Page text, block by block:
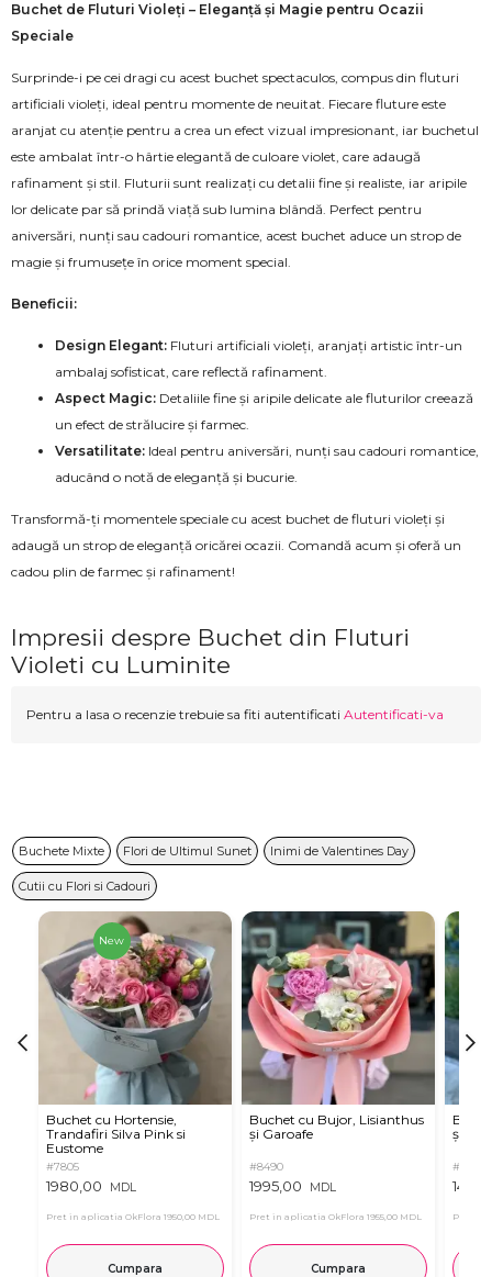
Buchet de Fluturi Violeți – Eleganță și Magie pentru Ocazii
Speciale
Surprinde-i pe cei dragi cu acest buchet spectaculos, compus din fluturi
artificiali violeți, ideal pentru momente de neuitat. Fiecare fluture este
aranjat cu atenție pentru a crea un efect vizual impresionant, iar buchetul
este ambalat într-o hârtie elegantă de culoare violet, care adaugă
rafinament și stil. Fluturii sunt realizați cu detalii fine și realiste, iar aripile
lor delicate par să prindă viață sub lumina blândă. Perfect pentru
aniversări, nunți sau cadouri romantice, acest buchet aduce un strop de
magie și frumusețe în orice moment special.
Beneficii:
Design Elegant: Fluturi artificiali violeți, aranjați artistic într-un
ambalaj sofisticat, care reflectă rafinament.
Aspect Magic: Detaliile fine și aripile delicate ale fluturilor creează
un efect de strălucire și farmec.
Versatilitate: Ideal pentru aniversări, nunți sau cadouri romantice,
aducând o notă de eleganță și bucurie.
Transformă-ți momentele speciale cu acest buchet de fluturi violeți și
adaugă un strop de eleganță oricărei ocazii. Comandă acum și oferă un
cadou plin de farmec și rafinament!
Impresii despre Buchet din Fluturi
Violeti cu Luminite
Pentru a lasa o recenzie trebuie sa fiti autentificati Autentificati-va
Buchete Mixte Flori de Ultimul Sunet Inimi de Valentines Day
Cutii cu Flori si Cadouri
New
Buchet cu Hortensie,
Trandafiri Silva Pink si
Eustome
#7805
1980,00 MDL
Pret in aplicatia OkFlora 1950,00 MDL
Cumpara
Buchet cu Bujor, Lisianthus
și Garoafe
#8490
1995,00 MDL
Pret in aplicatia OkFlora 1955,00 MDL
Cumpara
și
#8633
Pret in